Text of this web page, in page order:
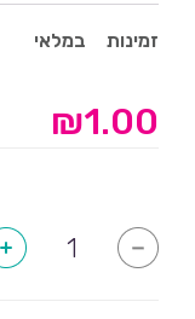
זמינות במלאי
₪1.00
-
של
+